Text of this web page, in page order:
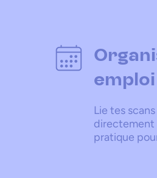
Lie tes
directement
pratique